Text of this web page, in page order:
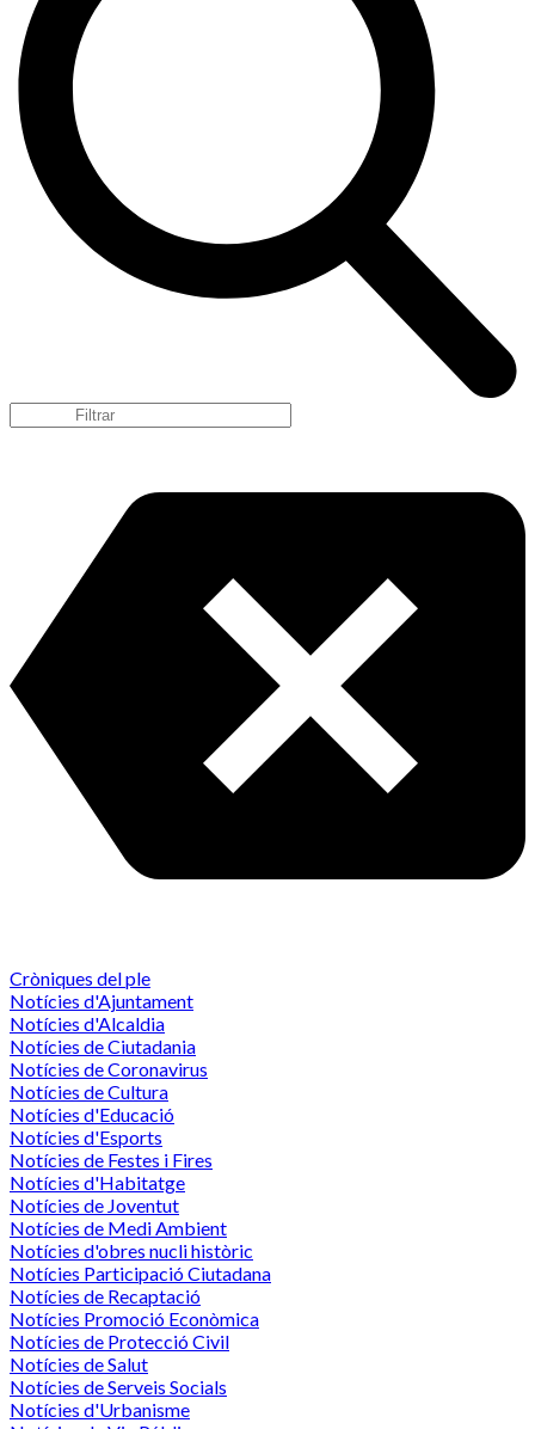
Cròniques del ple
Notícies d'Ajuntament
Notícies d'Alcaldia
Notícies de Ciutadania
Notícies de Coronavirus
Notícies de Cultura
Notícies d'Educació
Notícies d'Esports
Notícies de Festes i Fires
Notícies d'Habitatge
Notícies de Joventut
Notícies de Medi Ambient
Notícies d'obres nucli històric
Notícies Participació Ciutadana
Notícies de Recaptació
Notícies Promoció Econòmica
Notícies de Protecció Civil
Notícies de Salut
Notícies de Serveis Socials
Notícies d'Urbanisme